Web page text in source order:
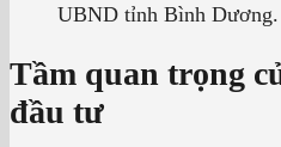
UBND tỉnh Bình Dương.
Tầm quan trọng
đầu tư